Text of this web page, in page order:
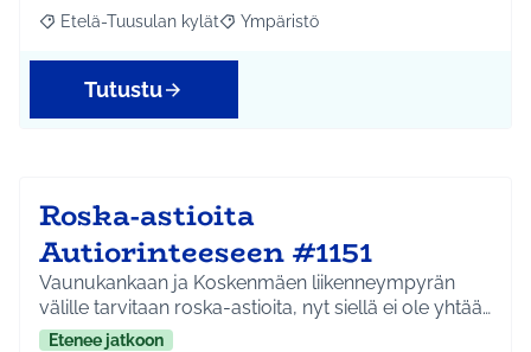
Rajaa tulokset aihepiirin mukaan: Etelä-Tuusulan kylät
Etelä-Tuusulan kylät Rajaa tulokset teeman mukaan:
Ympäristö
Tutustu
Roska-astioita
Autiorinteeseen #1151
Vaunukankaan ja Koskenmäen liikenneympyrän
välille tarvitaan roska-astioita, nyt siellä ei ole yhtää…
Etenee jatkoon